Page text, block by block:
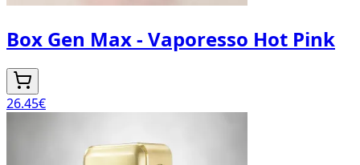
Box Gen Max - Vaporesso Hot Pink
26.45€